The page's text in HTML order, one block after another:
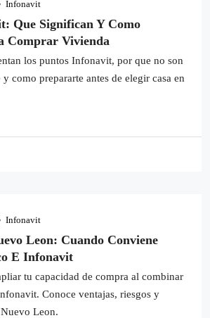
Infonavit
Que Significan Y Como
Comprar Vivienda
los puntos Infonavit, por que no son
como prepararte antes de elegir casa en
Infonavit
Leon: Cuando Conviene
E Infonavit
tu capacidad de compra al combinar
Conoce ventajas, riesgos y
Leon.